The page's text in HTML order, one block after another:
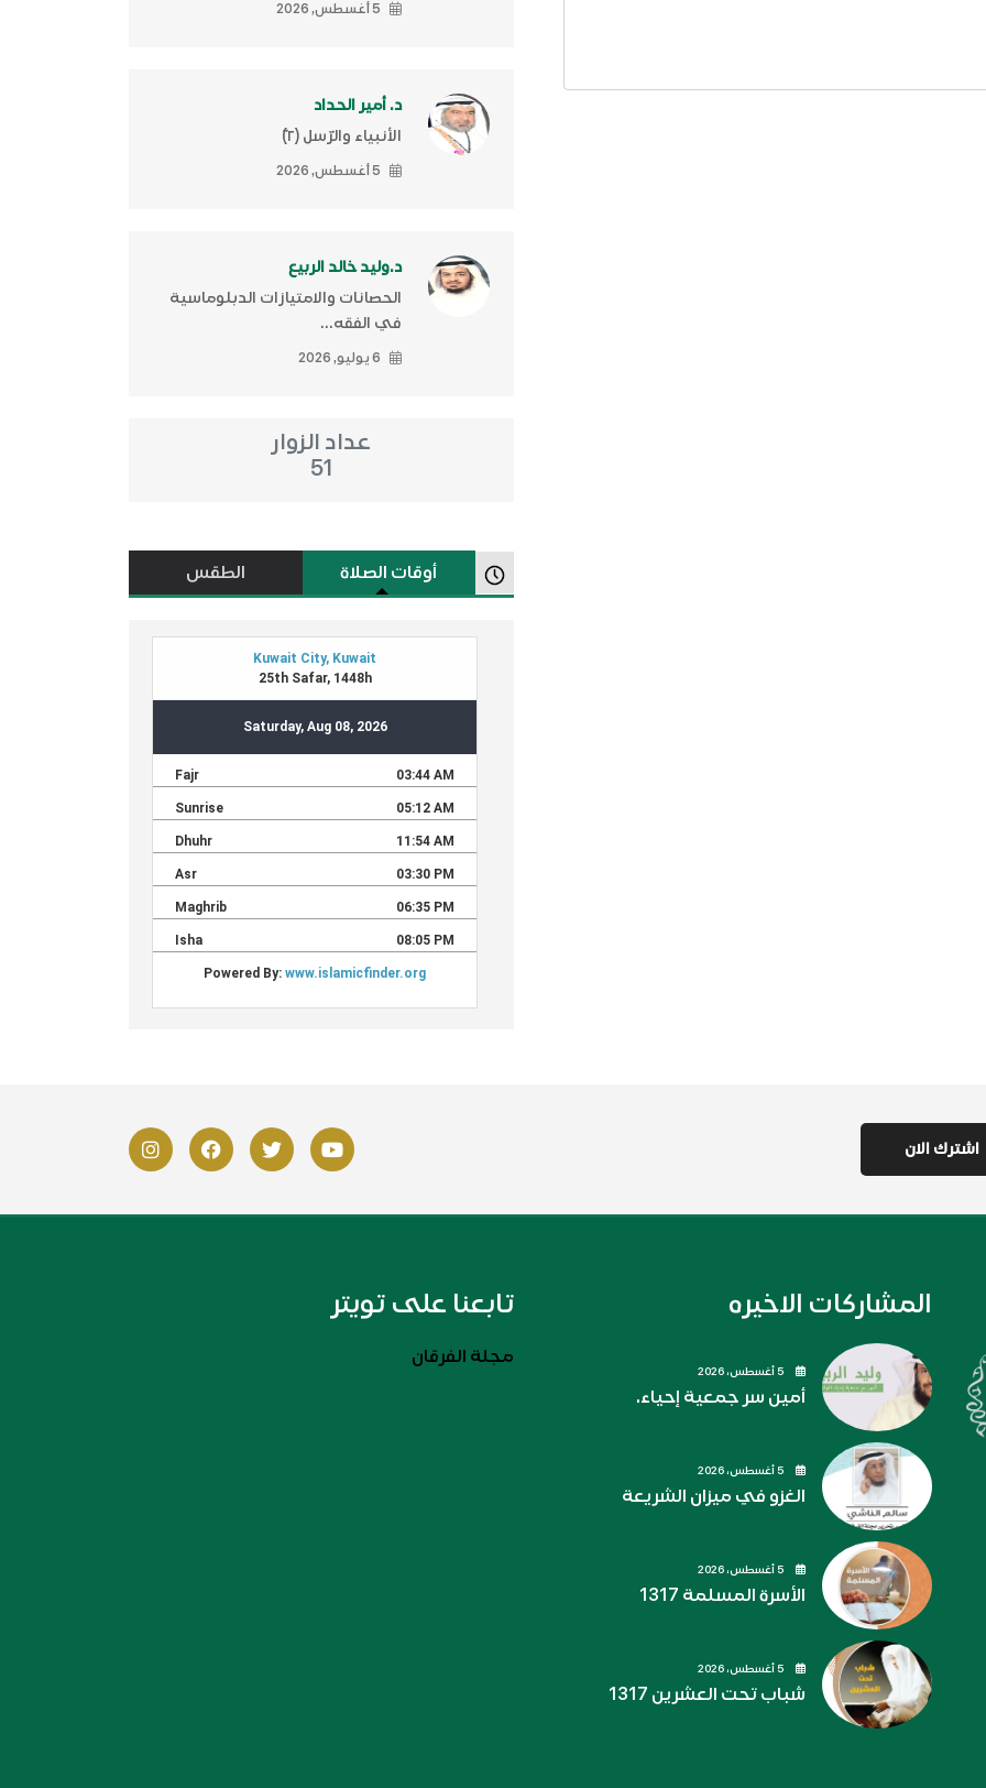
5 أغسطس, 2026
د. أمير الحداد
الأنبياء والرّسل (٢)ّ
5 أغسطس, 2026
د.وليد خالد الربيع
الحصانات والامتيازات الدبلوماسية
في الفقه...
6 يوليو, 2026
عداد الزوار
51
أوقات الصلاة الطقس
المشاركات الاخيره
أمين سر جمعية إحياء.
الغزو في ميزان الشريعة
الأسرة المسلمة 1317
شباب تحت العشرين 1317
تابعنا على تويتر
مجلة الفرقان